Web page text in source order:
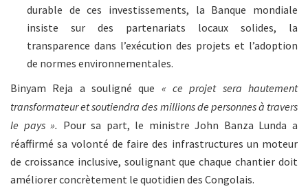
durable de ces investissements, la Banque mondiale
insiste sur des partenariats locaux solides, la
transparence dans l’exécution des projets et l’adoption
de normes environnementales.
Binyam Reja a souligné que « ce projet sera hautement
transformateur et soutiendra des millions de personnes à travers
le pays ». Pour sa part, le ministre John Banza Lunda a
réaffirmé sa volonté de faire des infrastructures un moteur
de croissance inclusive, soulignant que chaque chantier doit
améliorer concrètement le quotidien des Congolais.